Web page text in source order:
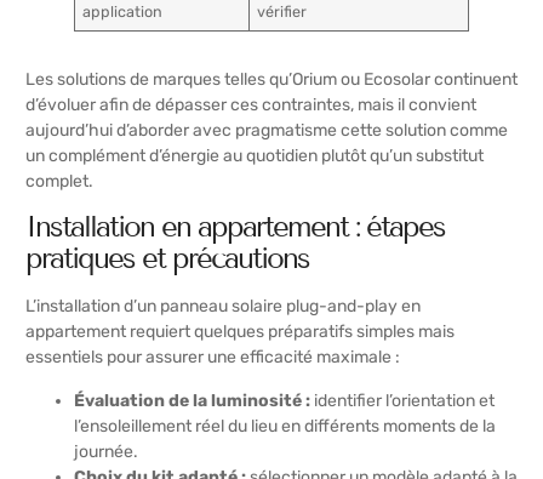
application
vérifier
Les solutions de marques telles qu’Orium ou Ecosolar continuent
d’évoluer afin de dépasser ces contraintes, mais il convient
aujourd’hui d’aborder avec pragmatisme cette solution comme
un complément d’énergie au quotidien plutôt qu’un substitut
complet.
Installation en appartement : étapes
pratiques et précautions
L’installation d’un panneau solaire plug-and-play en
appartement requiert quelques préparatifs simples mais
essentiels pour assurer une efficacité maximale :
Évaluation de la luminosité : identifier l’orientation et
l’ensoleillement réel du lieu en différents moments de la
journée.